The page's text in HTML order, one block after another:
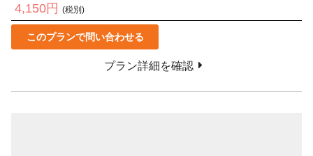
4,150円 (税別)
このプランで問い合わせる
プラン詳細を確認